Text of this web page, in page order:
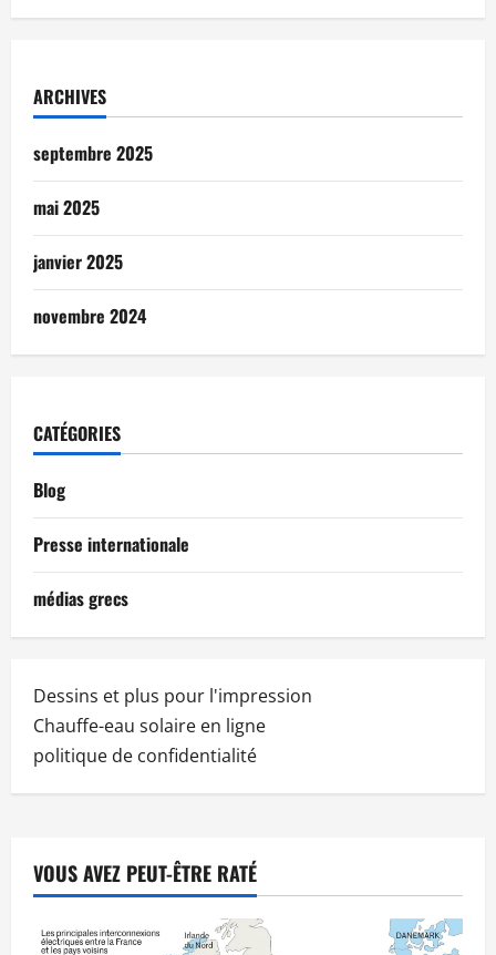
ARCHIVES
septembre 2025
mai 2025
janvier 2025
novembre 2024
CATÉGORIES
Blog
Presse internationale
médias grecs
Dessins et plus pour l'impression
Chauffe-eau solaire en ligne
politique de confidentialité
VOUS AVEZ PEUT-ÊTRE RATÉ